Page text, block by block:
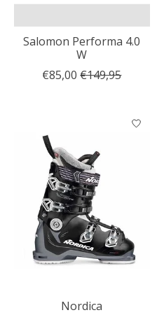
Salomon Performa 4.0
W
€85,00 €149,95
Nordica